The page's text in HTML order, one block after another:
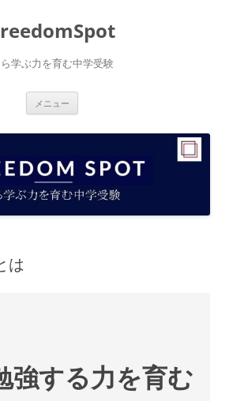
学ぶ力を育む中学受験
メニュー
は
強する力を育む